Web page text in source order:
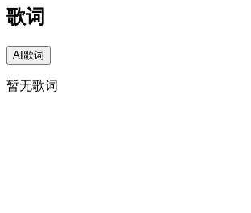
歌词
AI歌词
暂无歌词